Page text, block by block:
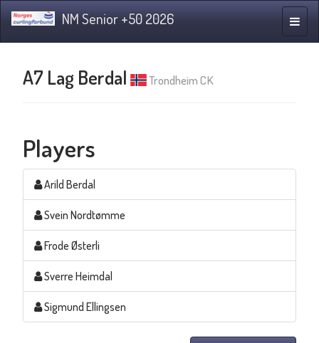
Toggle
NM Senior +50 2026
A7 Lag Berdal Trondheim CK
Players
Arild Berdal
Svein Nordtømme
Frode Østerli
Sverre Heimdal
Sigmund Ellingsen